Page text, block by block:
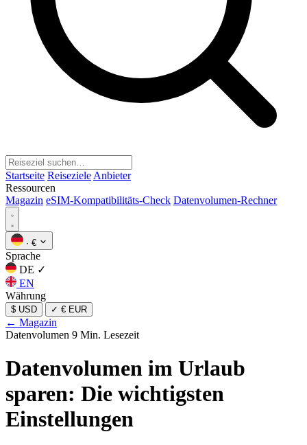
Startseite Reiseziele Anbieter
Ressourcen
Magazin eSIM-Kompatibilitäts-Check Datenvolumen-Rechner
· €
Sprache
DE ✓
EN
Währung
$ USD ✓ € EUR
← Magazin
Datenvolumen 9 Min. Lesezeit
Datenvolumen im Urlaub
sparen: Die wichtigsten
Einstellungen